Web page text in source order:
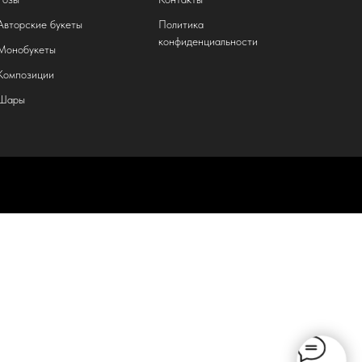
букеты
Политика
конфиденциальности